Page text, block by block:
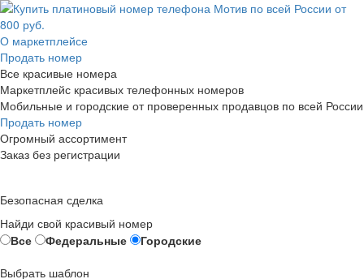
О маркетплейсе
Продать номер
Все красивые номера
Маркетплейс красивых телефонных номеров
Мобильные и городские от проверенных продавцов по всей России
Продать номер
Огромный ассортимент
Заказ без регистрации
Безопасная сделка
Найди свой красивый номер
Все
Федеральные
Городские
Выбрать шаблон